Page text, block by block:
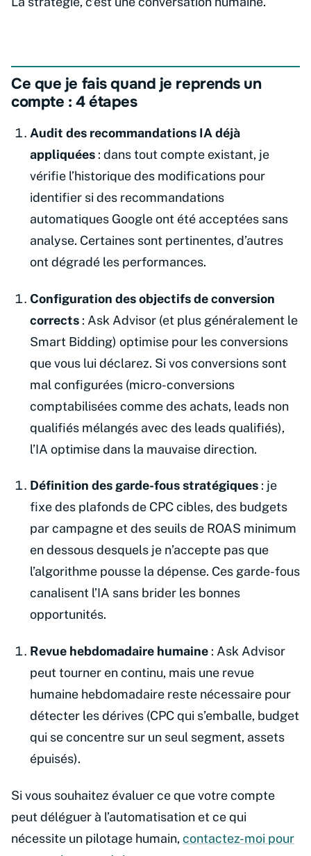
Ce que je fais quand je reprends un
compte : 4 étapes
Audit des recommandations IA déjà
appliquées : dans tout compte existant, je
vérifie l’historique des modifications pour
identifier si des recommandations
automatiques Google ont été acceptées sans
analyse. Certaines sont pertinentes, d’autres
ont dégradé les performances.
Configuration des objectifs de conversion
corrects : Ask Advisor (et plus généralement le
Smart Bidding) optimise pour les conversions
que vous lui déclarez. Si vos conversions sont
mal configurées (micro-conversions
comptabilisées comme des achats, leads non
qualifiés mélangés avec des leads qualifiés),
l’IA optimise dans la mauvaise direction.
Définition des garde-fous stratégiques : je
fixe des plafonds de CPC cibles, des budgets
par campagne et des seuils de ROAS minimum
en dessous desquels je n’accepte pas que
l’algorithme pousse la dépense. Ces garde-fous
canalisent l’IA sans brider les bonnes
opportunités.
Revue hebdomadaire humaine : Ask Advisor
peut tourner en continu, mais une revue
humaine hebdomadaire reste nécessaire pour
détecter les dérives (CPC qui s’emballe, budget
qui se concentre sur un seul segment, assets
épuisés).
Si vous souhaitez évaluer ce que votre compte
peut déléguer à l’automatisation et ce qui
nécessite un pilotage humain, contactez-moi pour